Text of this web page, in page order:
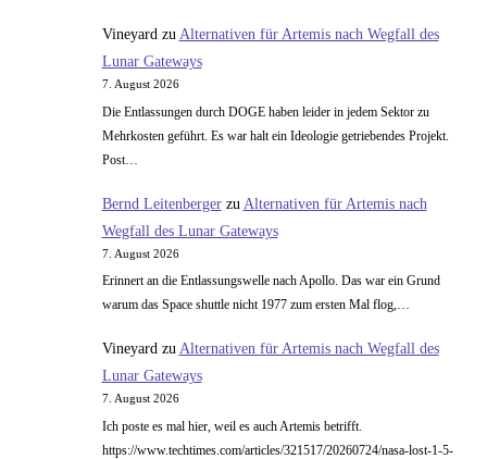
Vineyardzu Alternativen für Artemis nach Wegfall des
Lunar Gateways
7. August 2026
Die Entlassungen durch DOGE haben leider in jedem Sektor zu
Mehrkosten geführt. Es war halt ein Ideologie getriebendes Projekt.
Post…
Bernd Leitenbergerzu Alternativen für Artemis nach
Wegfall des Lunar Gateways
7. August 2026
Erinnert an die Entlassungswelle nach Apollo. Das war ein Grund
warum das Space shuttle nicht 1977 zum ersten Mal flog,…
Vineyardzu Alternativen für Artemis nach Wegfall des
Lunar Gateways
7. August 2026
Ich poste es mal hier, weil es auch Artemis betrifft.
https://www.techtimes.com/articles/321517/20260724/nasa-lost-1-5-